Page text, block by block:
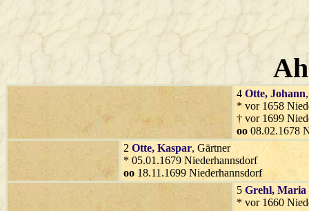
4 Otte, Johann
* vor 1658
† vor 1699
oo 08.02.1678
2 Otte, Kaspar, Gärtner
* 05.01.1679 Niederhannsdorf
oo 18.11.1699 Niederhannsdorf
5 Grehl, Maria
* vor 1660